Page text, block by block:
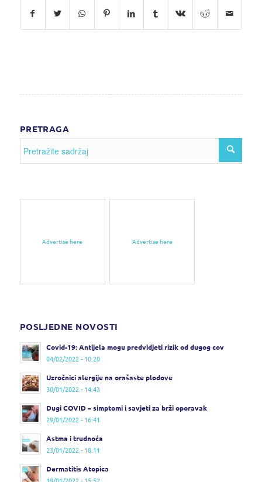
PRETRAGA
Advertise here Advertise here
POSLJEDNE NOVOSTI
Covid-19: Antijela mogu predvidjeti rizik od dugog cov
04/02/2022 - 10:20
Uzročnici alergije na orašaste plodove
30/01/2022 - 14:43
Dugi COVID – simptomi i savjeti za brži oporavak
29/01/2022 - 16:41
Astma i trudnoća
23/01/2022 - 18:11
Dermatitis Atopica